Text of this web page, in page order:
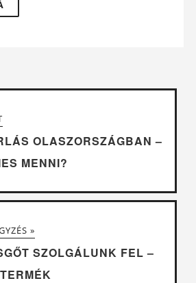
OLASZORSZÁGBAN –
MENNI?
»
SZOLGÁLUNK FEL –